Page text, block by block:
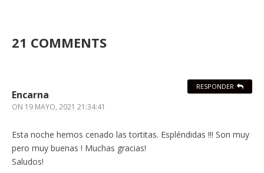
21 COMMENTS
Encarna
ON 19 MAYO, 2021 21:34:41
Esta noche hemos cenado las tortitas. Espléndidas !!! Son muy
pero muy buenas ! Muchas gracias!
Saludos!
RESPONDER